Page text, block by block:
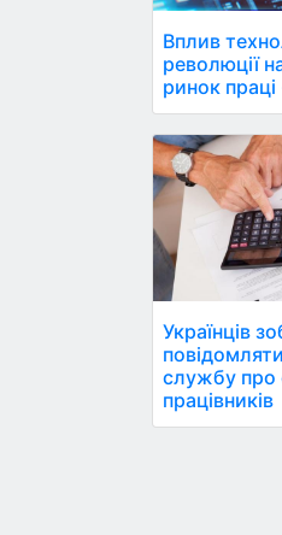
Вплив
революції
ринок
Українців
службу про
працівників